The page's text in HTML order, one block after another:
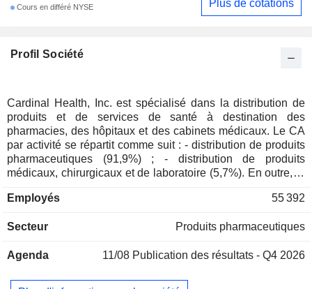
Profil Société
Cardinal Health, Inc. est spécialisé dans la distribution de
produits et de services de santé à destination des
pharmacies, des hôpitaux et des cabinets médicaux. Le CA
par activité se répartit comme suit : - distribution de produits
pharmaceutiques (91,9%) ; - distribution de produits
médicaux, chirurgicaux et de laboratoire (5,7%). En outre, le
médicaux et chirurgicaux (masques, blouses, gants, produits
liquides, de radiologie d'intervention, d'assistance
aux Etats-Unis.
Employés 55 392
Secteur Produits pharmaceutiques
Agenda 11/08 Publication des résultats - Q4 2026
Cours en différé NYSE Plus de cotations